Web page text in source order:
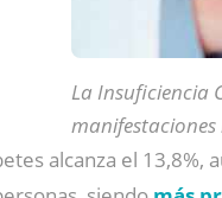
La Insuficiencia
manifestaciones
alcanza el 13,8%,